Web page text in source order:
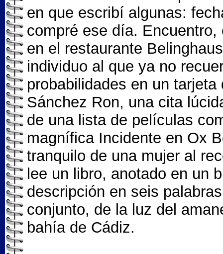
en que escribí algunas:
compré ese día.
en el restaurante
individuo al que ya no
probabilidades en un
Sánchez Ron, una cita
de una lista de películas
magnífica Incidente en Ox
tranquilo de una mujer al
lee un libro, anotado en un
descripción en seis
conjunto, de la luz del
bahía de Cádiz.